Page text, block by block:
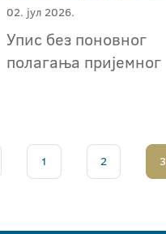
02. јул 2026.
Упис без поновног
полагања пријемног
1 2 3